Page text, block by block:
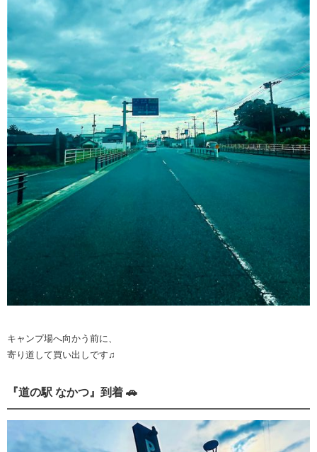
キャンプ場へ向かう前に、
寄り道して買い出しです♫
『道の駅 なかつ』到着 🚗